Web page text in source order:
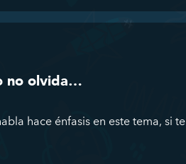
no olvida…
hace énfasis en este tema, si